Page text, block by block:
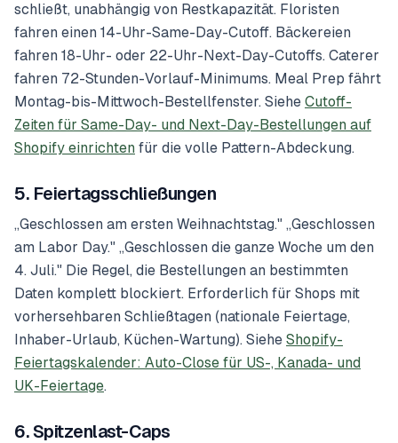
schließt, unabhängig von Restkapazität. Floristen
fahren einen 14-Uhr-Same-Day-Cutoff. Bäckereien
fahren 18-Uhr- oder 22-Uhr-Next-Day-Cutoffs. Caterer
fahren 72-Stunden-Vorlauf-Minimums. Meal Prep fährt
Montag-bis-Mittwoch-Bestellfenster. Siehe Cutoff-
Zeiten für Same-Day- und Next-Day-Bestellungen auf
Shopify einrichten für die volle Pattern-Abdeckung.
5. Feiertagsschließungen
„Geschlossen am ersten Weihnachtstag." „Geschlossen
am Labor Day." „Geschlossen die ganze Woche um den
4. Juli." Die Regel, die Bestellungen an bestimmten
Daten komplett blockiert. Erforderlich für Shops mit
vorhersehbaren Schließtagen (nationale Feiertage,
Inhaber-Urlaub, Küchen-Wartung). Siehe Shopify-
Feiertagskalender: Auto-Close für US-, Kanada- und
UK-Feiertage.
6. Spitzenlast-Caps